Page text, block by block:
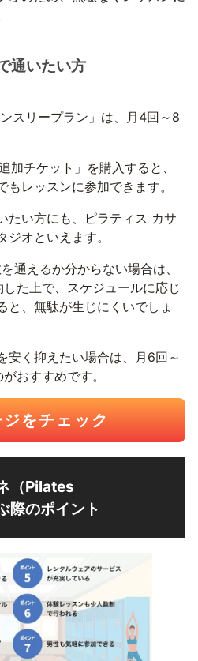
通いたい方
スリープラン」は、月4回～8
加チケット」を購入すると、
レッスンに参加できます。
たい方にも、ピラティス カサ
オといえます。
通えるか分からない場合は、
た上で、スケジュールに応じ
と、無駄が生じにくいでしょ
安く抑えたい場合は、月6回～
おすすめです。
をチェック
（Pilates
際のポイント